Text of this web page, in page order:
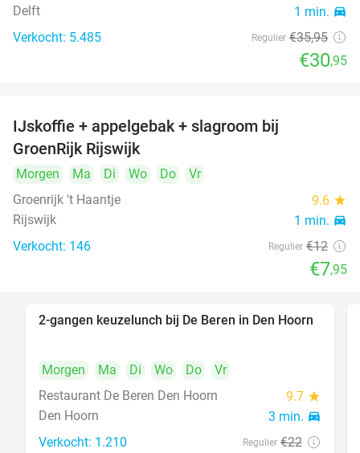
Delft 1 min. directions_car
Verkocht: 5.485 Regulier €35,95
€30,95
IJskoffie + appelgebak + slagroom bij
GroenRijk Rijswijk
Morgen Ma Di Wo Do
Vr
Groenrijk 't Haantje
9.6 star
Rijswijk 1 min. directions_car
Verkocht: 146 Regulier €12
€7,95
43%
2-gangen keuzelunch bij De Beren in Den Hoorn
Morgen Ma Di Wo Do
Vr
Restaurant De Beren Den Hoorn
9.7 star
Den Hoorn 3 min. directions_car
Verkocht: 1.210 Regulier €22